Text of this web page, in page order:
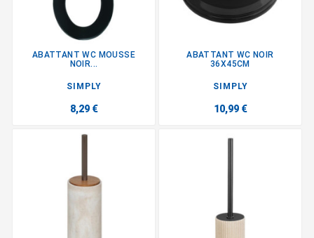
ABATTANT WC MOUSSE
NOIR...
SIMPLY
8,29 €
ABATTANT WC NOIR
36X45CM
SIMPLY
10,99 €